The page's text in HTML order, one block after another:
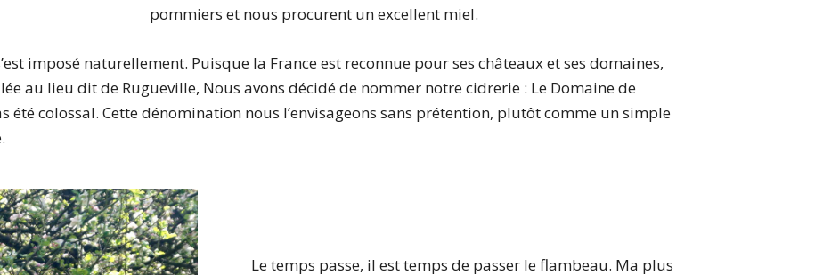
pommiers et nous procurent un excellent miel.
imposé naturellement. Puisque la France est reconnue pour ses châteaux et ses domaines,
au lieu dit de Rugueville, Nous avons décidé de nommer notre cidrerie : Le Domaine de
été colossal. Cette dénomination nous l’envisageons sans prétention, plutôt comme un simple
Le temps passe, il est temps de passer le flambeau. Ma plus